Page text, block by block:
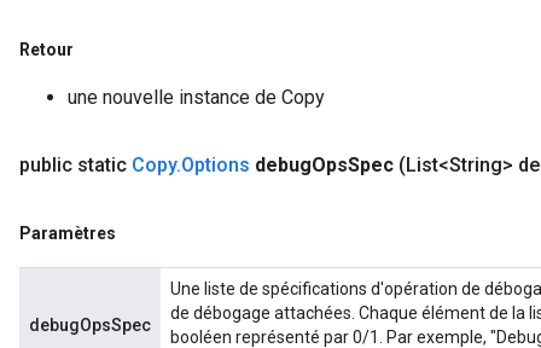
Retour
une nouvelle instance de Copy
public static Copy.Options debugOpsSpec (List<String>
Paramètres
debugOpsSpec
Une liste de spécifications d'opération de
de débogage attachées. Chaque élément de la
booléen représenté par 0/1. Par exemple,